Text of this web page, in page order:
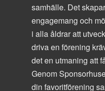
samhälle. Det
engagemang och
i alla åldrar att
driva en förening
det en utmaning att
Genom
din favoritförening